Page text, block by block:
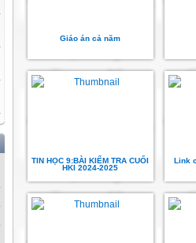
Giáo án cả năm
TIN HỌC 9:BÀI KIỂM TRA CUỐI
HKI 2024-2025
Link